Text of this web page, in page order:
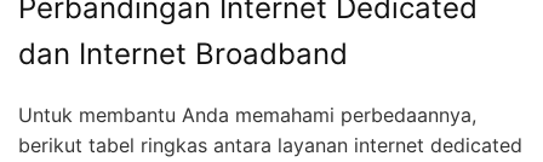
Perbandingan Internet Dedicated
dan Internet Broadband
Untuk membantu Anda memahami perbedaannya,
berikut tabel ringkas antara layanan internet dedicated